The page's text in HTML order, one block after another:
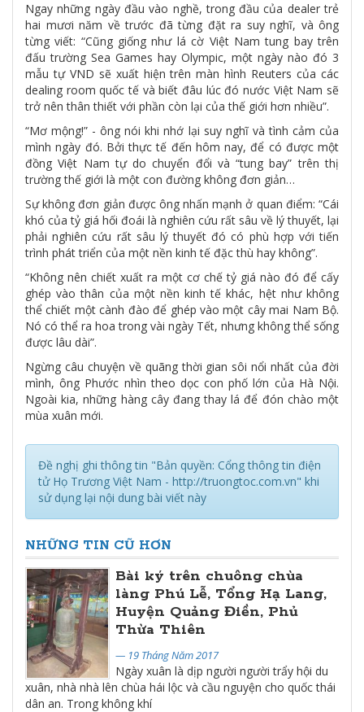
Ngay những ngày đầu vào nghề, trong đầu của dealer trẻ
hai mươi năm về trước đã từng đặt ra suy nghĩ, và ông
từng viết: “Cũng giống như lá cờ Việt Nam tung bay trên
đấu trường Sea Games hay Olympic, một ngày nào đó 3
mẫu tự VND sẽ xuất hiện trên màn hình Reuters của các
dealing room quốc tế và biết đâu lúc đó nước Việt Nam sẽ
trở nên thân thiết với phần còn lại của thế giới hơn nhiều”.
“Mơ mộng!” - ông nói khi nhớ lại suy nghĩ và tình cảm của
mình ngày đó. Bởi thực tế đến hôm nay, để có được một
đồng Việt Nam tự do chuyển đổi và “tung bay” trên thị
trường thế giới là một con đường không đơn giản…
Sự không đơn giản được ông nhấn mạnh ở quan điểm: “Cái
khó của tỷ giá hối đoái là nghiên cứu rất sâu về lý thuyết, lại
phải nghiên cứu rất sâu lý thuyết đó có phù hợp với tiến
trình phát triển của một nền kinh tế đặc thù hay không”.
“Không nên chiết xuất ra một cơ chế tỷ giá nào đó để cấy
ghép vào thân của một nền kinh tế khác, hệt như không
thể chiết một cành đào để ghép vào một cây mai Nam Bộ.
Nó có thể ra hoa trong vài ngày Tết, nhưng không thể sống
được lâu dài”.
Ngừng câu chuyện về quãng thời gian sôi nổi nhất của đời
mình, ông Phước nhìn theo dọc con phố lớn của Hà Nội.
Ngoài kia, những hàng cây đang thay lá để đón chào một
mùa xuân mới.
Đề nghị ghi thông tin "Bản quyền: Cổng thông tin điện
tử Họ Trương Việt Nam - http://truongtoc.com.vn" khi
sử dụng lại nội dung bài viết này
NHỮNG TIN CŨ HƠN
Bài ký trên chuông chùa
làng Phú Lễ, Tổng Hạ Lang,
Huyện Quảng Điền, Phủ
Thừa Thiên
— 19 Tháng Năm 2017
Ngày xuân là dịp người người trẩy hội du
xuân, nhà nhà lên chùa hái lộc và cầu nguyện cho quốc thái
dân an. Trong không khí